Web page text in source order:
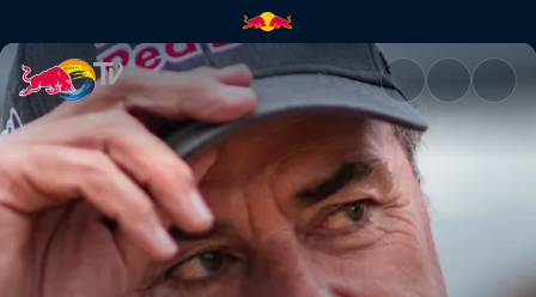
La course dans le sang | Red